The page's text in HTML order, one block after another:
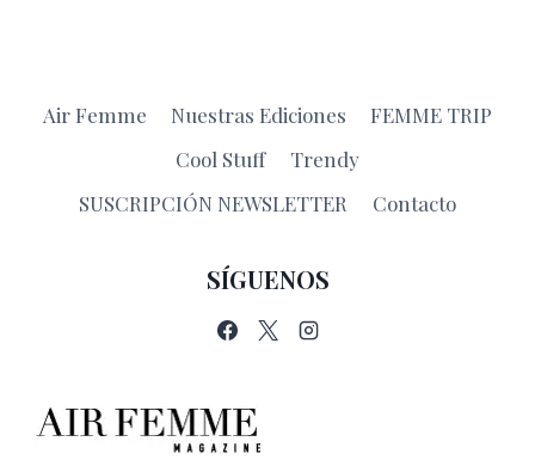
Air Femme Nuestras Ediciones
FEMME TRIP
Cool Stuff
Trendy
SUSCRIPCIÓN NEWSLETTER
Contacto
SÍGUENOS